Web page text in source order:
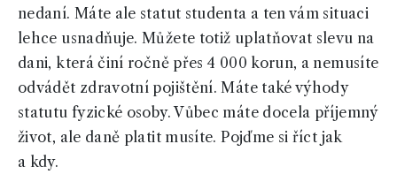
nedaní. Máte ale statut studenta a ten vám situaci
lehce usnadňuje. Můžete totiž uplatňovat slevu na
dani, která činí ročně přes 4 000 korun, a nemusíte
odvádět zdravotní pojištění. Máte také výhody
statutu fyzické osoby. Vůbec máte docela příjemný
život, ale daně platit musíte. Pojďme si říct jak
a kdy.